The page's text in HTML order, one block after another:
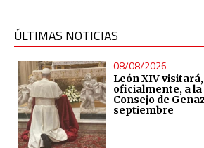
ÚLTIMAS NOTICIAS
08/08/2026
León XIV
oficialmente, a
Consejo de
septiembre